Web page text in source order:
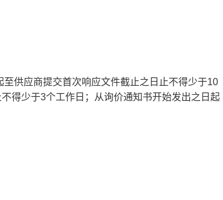
供应商提交首次响应文件截止之日止不得少于10
得少于3个工作日；从询价通知书开始发出之日起